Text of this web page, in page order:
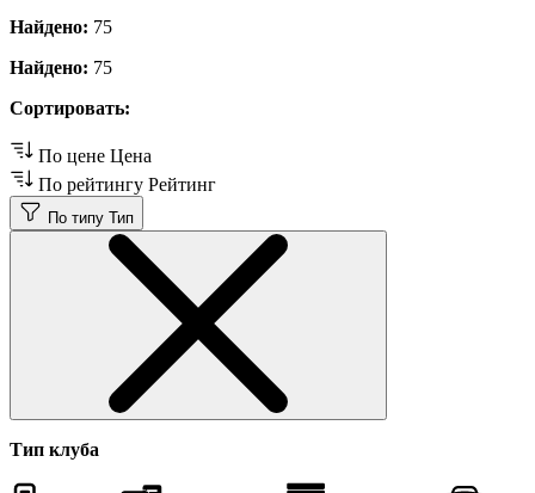
Найдено: 75
Найдено: 75
Сортировать:
По цене Цена
По рейтингу Рейтинг
По типу Тип
Тип клуба